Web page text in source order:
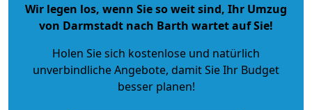
Wir legen los, wenn Sie so weit sind, Ihr Umzug
von Darmstadt nach Barth wartet auf Sie!
Holen Sie sich kostenlose und natürlich
unverbindliche Angebote, damit Sie Ihr Budget
besser planen!